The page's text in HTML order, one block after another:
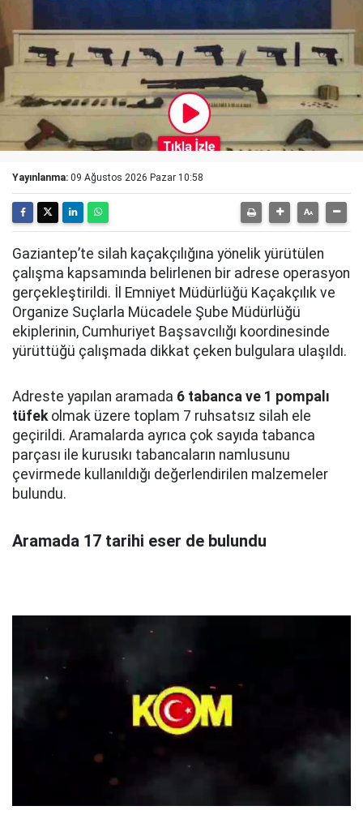
Yayınlanma: 09 Ağustos 2026 Pazar 10:58
Gaziantep’te silah kaçakçılığına yönelik yürütülen
çalışma kapsamında belirlenen bir adrese operasyon
gerçekleştirildi. İl Emniyet Müdürlüğü Kaçakçılık ve
Organize Suçlarla Mücadele Şube Müdürlüğü
ekiplerinin, Cumhuriyet Başsavcılığı koordinesinde
yürüttüğü çalışmada dikkat çeken bulgulara ulaşıldı.
Adreste yapılan aramada 6 tabanca ve 1 pompalı
tüfek olmak üzere toplam 7 ruhsatsız silah ele
geçirildi. Aramalarda ayrıca çok sayıda tabanca
parçası ile kurusıkı tabancaların namlusunu
çevirmede kullanıldığı değerlendirilen malzemeler
bulundu.
Aramada 17 tarihi eser de bulundu